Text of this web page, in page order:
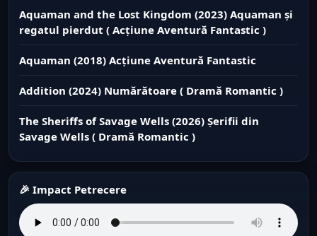
Aquaman and the Lost Kingdom (2023) Aquaman și
regatul pierdut ( Acțiune Aventură Fantastic )
Aquaman (2018) Acțiune Aventură Fantastic
Addition (2024) Numărătoare ( Dramă Romantic )
The Sheriffs of Savage Wells (2026) Șerifii din
Savage Wells ( Dramă Romantic )
🎉 Impact Petrecere